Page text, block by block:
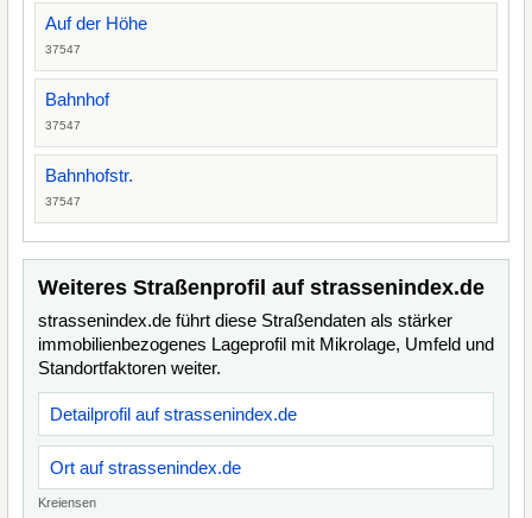
Auf der Höhe
37547
Bahnhof
37547
Bahnhofstr.
37547
Weiteres Straßenprofil auf strassenindex.de
strassenindex.de führt diese Straßendaten als stärker
immobilienbezogenes Lageprofil mit Mikrolage, Umfeld und
Standortfaktoren weiter.
Detailprofil auf strassenindex.de
Ort auf strassenindex.de
Kreiensen